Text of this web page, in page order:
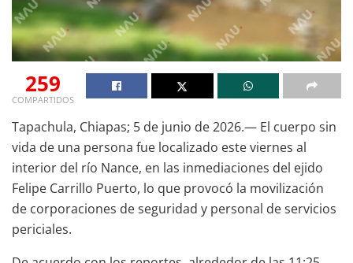
259
COMPARTIDOS
Tapachula, Chiapas; 5 de junio de 2026.— El cuerpo sin
vida de una persona fue localizado este viernes al
interior del río Nance, en las inmediaciones del ejido
Felipe Carrillo Puerto, lo que provocó la movilización
de corporaciones de seguridad y personal de servicios
periciales.